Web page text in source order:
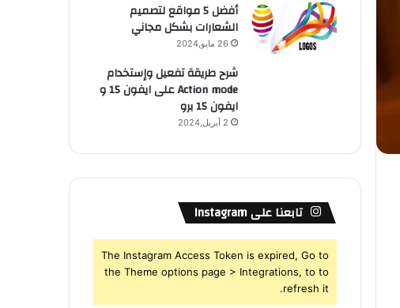
أفضل 5 مواقع لتصميم
الشعارات بشكل مجاني
26 مايو,2024
شرح طريقة تفعيل وإستخدام
Action mode على ايفون 15 و
ايفون 15 برو
2 أبريل,2024
تابعنا على Instagram
The Instagram Access Token is expired, Go to
the Theme options page > Integrations, to to
refresh it.